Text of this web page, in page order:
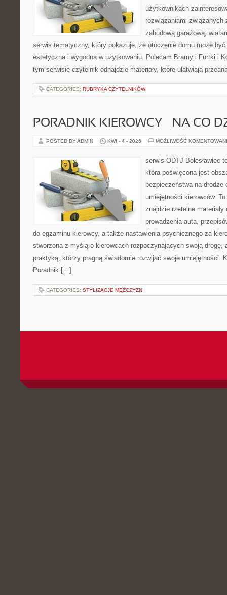
użytkownikach
rozwiązaniami związanych
zabudową garażową,
serwis tematyczny, który pokazuje, że otoczenie domu może
estetyczna i wygodna w użytkowaniu. Polecam Bramy i Furtki i
tym serwisie czytelnik odnajdzie materiały, które ułatwiają
CATEGORIES: RUBRYKA CZYTELNIKÓW
PORADNIK KIEROWCY – NA CO
POSTED BY ADMIN KWI - 4 - 2026 MOŻLIWOŚĆ
serwis ODTJ Bolesławiec
która poświęcona jest
bezpieczeństwa na drodze
umiejętności kierowców.
znajdzie rzetelne
prowadzenia auta,
do egzaminu kierowcy, a także nastawienia psychicznego za
stworzona z myślą o kierowcach rozpoczynających swoją drogę,
praktyką, którzy pragną świadomie rozwijać swoje umiejętności.
Poradnik […]
CATEGORIES: STYLIZACJE MĘŻCZYZN